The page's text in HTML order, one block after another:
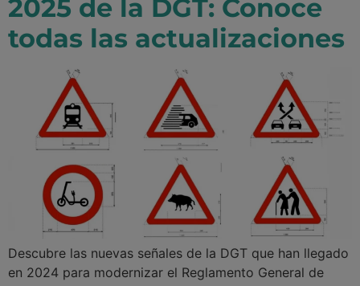
2025 de la DGT: Conoce
todas las actualizaciones
Descubre las nuevas señales de la DGT que han llegado
en 2024 para modernizar el Reglamento General de